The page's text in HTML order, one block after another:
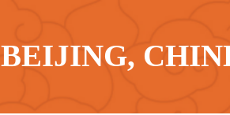
BEIJING,